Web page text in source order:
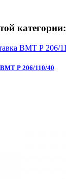
категории:
ВМТ Р 206/110/40